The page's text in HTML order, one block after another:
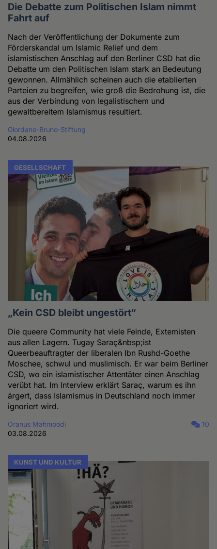
Die Debatte zum Politischen Islam nimmt
Fahrt auf
Nach der Veröffentlichung der Dokumente zum
Förderskandal um Islamic Relief und dem
islamistischen Anschlag auf den Berliner CSD hat die
Debatte um den Politischen Islam stark an Bedeutung
gewonnen. Allmählich scheinen auch die etablierten
Parteien zu begreifen, wie groß die Bedrohung ist, die
aus der Verbindung von legalistischem und
gewaltbereitem Islamismus resultiert.
Giordano-Bruno-Stiftung
04.08.2026
GESELLSCHAFT
„Kein CSD bleibt ungestört“
Die queere Community hat viele Feinde, Extemisten
aus allen Lagern. Tugay Saraç&nbsp;ist
Queerbeauftragter der liberalen Ibn Rushd-Goethe
Moschee, schwul und muslimisch. Er war beim Berliner
CSD, wo ein islamistischer Attentäter einen Anschlag
verübt hat. Im Interview erklärt Saraç, warum es ihn
ärgert, dass Islamismus in Deutschland noch immer
ignoriert wird.
Oranus Mahmoodi
03.08.2026
10
KUNST UND KULTUR